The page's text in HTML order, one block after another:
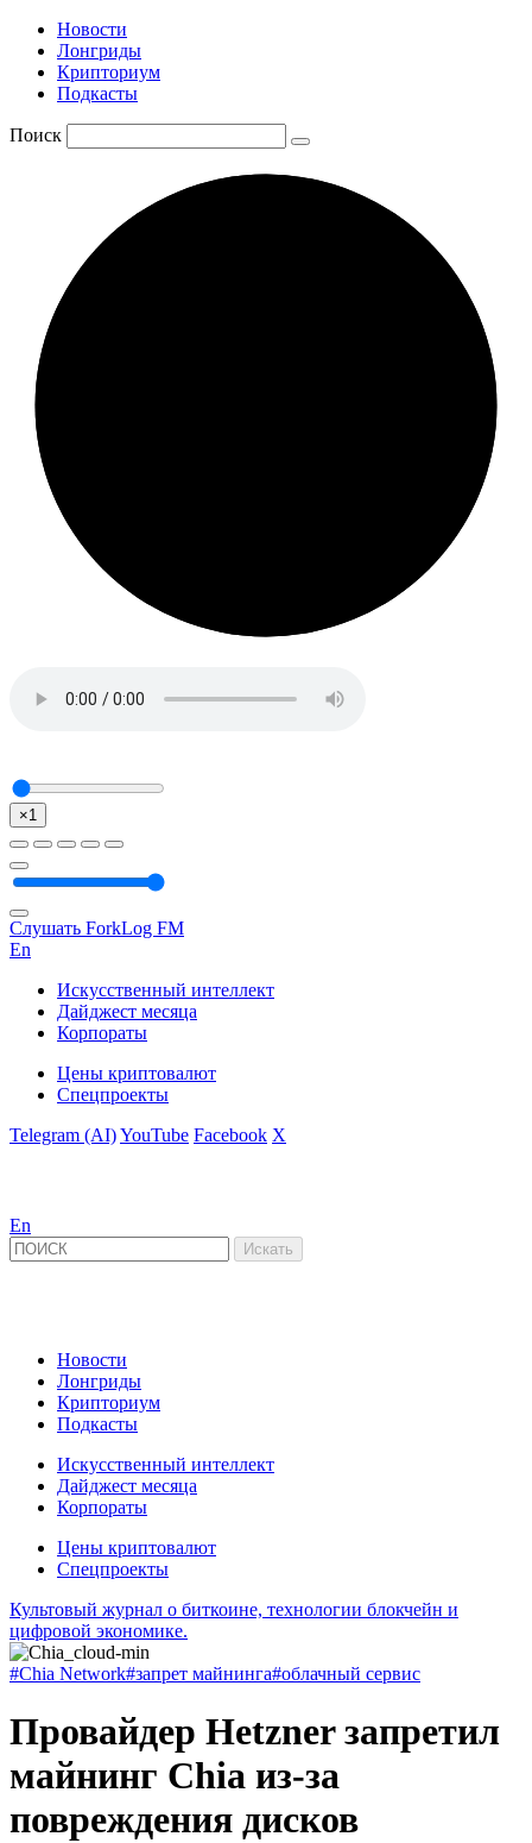
Новости
Лонгриды
Крипториум
Подкасты
Поиск
×1
Слушать ForkLog FM
En
Искусственный интеллект
Дайджест месяца
Корпораты
Цены криптовалют
Спецпроекты
Telegram (AI)YouTube Facebook X
En
Новости
Лонгриды
Крипториум
Подкасты
Искусственный интеллект
Дайджест месяца
Корпораты
Цены криптовалют
Спецпроекты
Культовый журнал о биткоине, технологии блокчейн и
цифровой экономике.
#Chia Network#запрет майнинга#облачный сервис
Провайдер Hetzner запретил
майнинг Chia из-за
повреждения дисков